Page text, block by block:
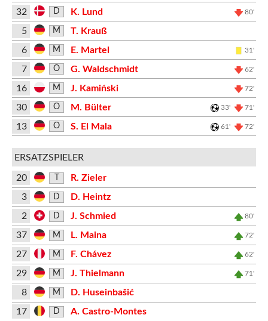
32
D K. Lund 80'
5 M
T. Krauß
6
M E. Martel 31'
7 O G. Waldschmidt 62'
16 M J. Kamiński 72'
30 O M. Bülter 33' 71'
13 O S. El Mala 61' 72'
ERSATZSPIELER
20
R. Zieler
3
D
D. Heintz
2
D J. Schmied 80'
37 M L. Maina 72'
27 M F. Chávez 62'
29 M J. Thielmann 71'
8 M
D. Huseinbašić
17
D A. Castro-Montes